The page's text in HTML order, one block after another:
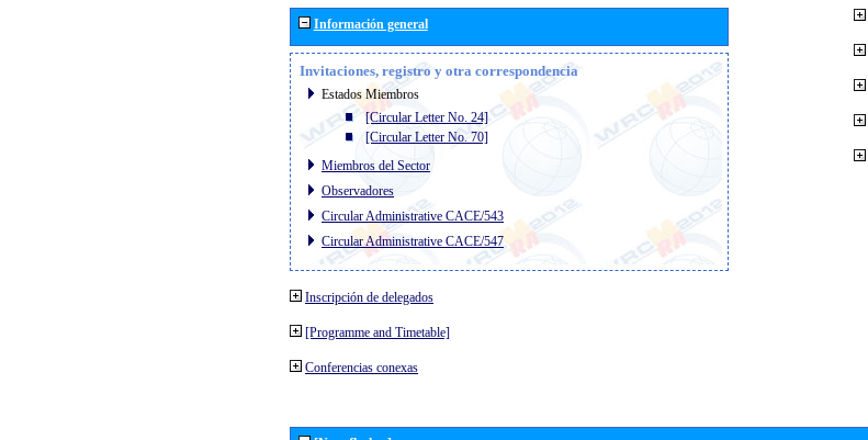
Información general
Invitaciones, registro y otra correspondencia
Estados Miembros
[Circular Letter No. 24]
[Circular Letter No. 70]
Miembros del Sector
Observadores
Circular Administrative CACE/543
Circular Administrative CACE/547
Inscripción de delegados
[Programme and Timetable]
Conferencias conexas